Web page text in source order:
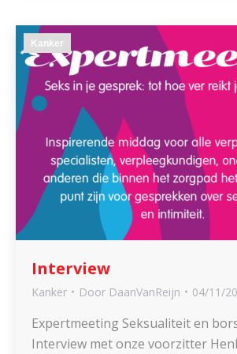
Kanker
Interview
Kanker Door DaanVanReijn 04/11/
Expertmeeting Seksualiteit en
Interview met onze voorzitter